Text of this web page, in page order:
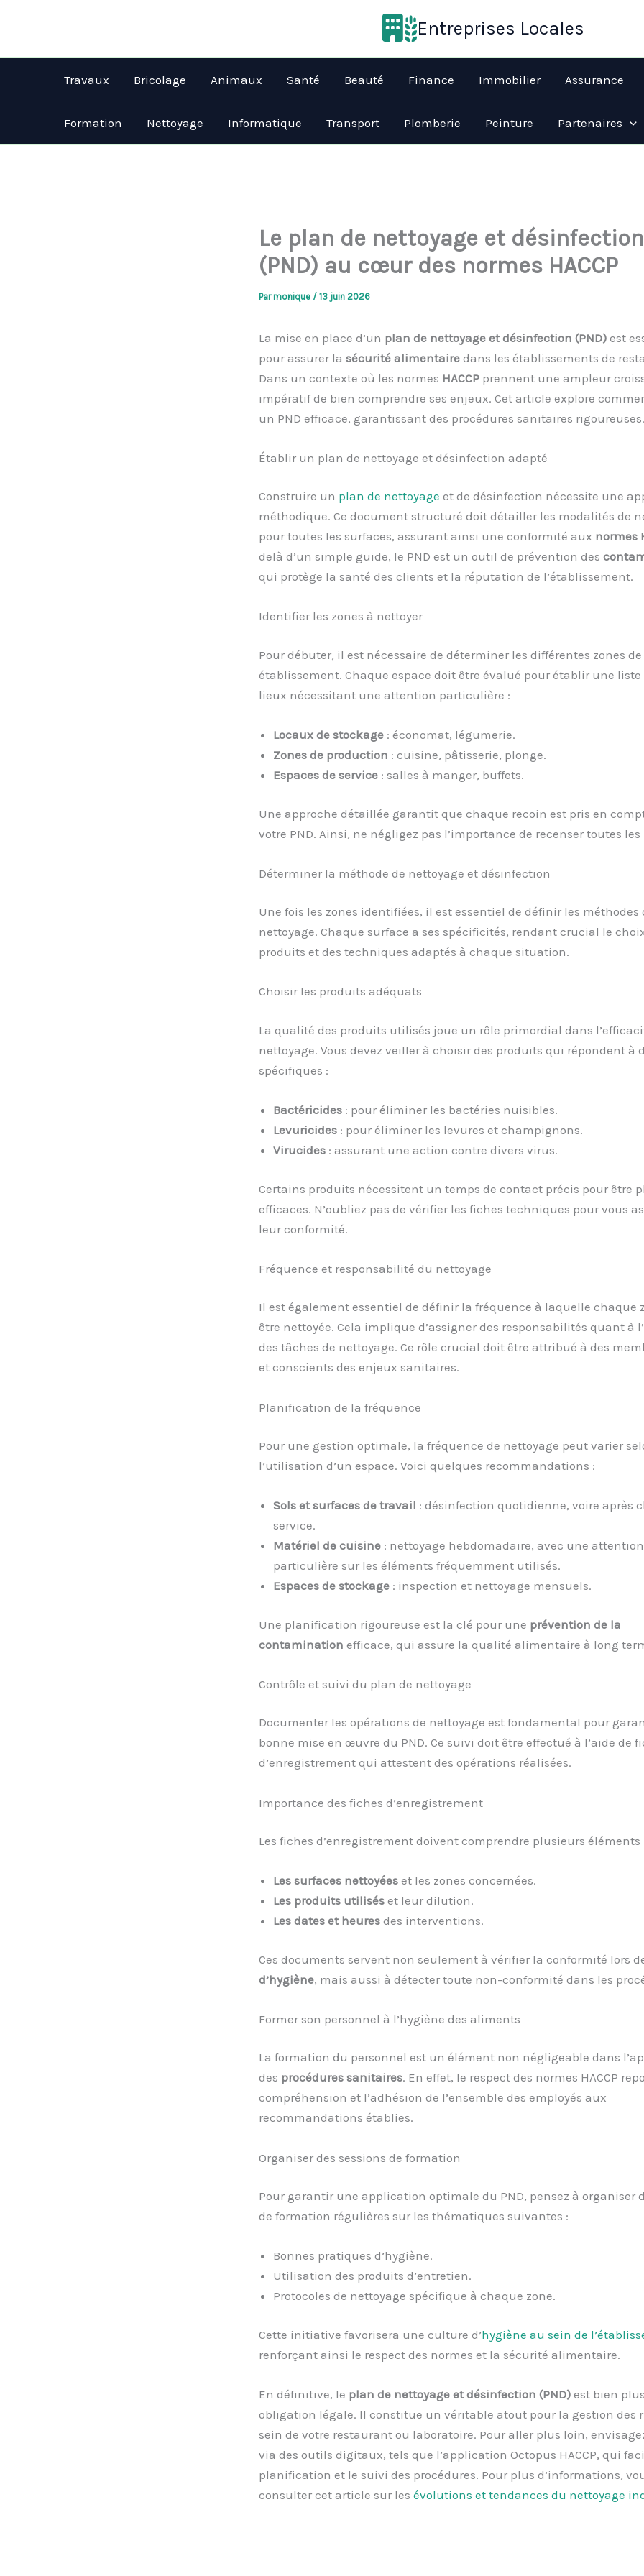
Entreprises Locales
Travaux Bricolage Animaux Santé Beauté Finance Immobilier Assurance
Formation Nettoyage Informatique Transport Plomberie Peinture Partenaires
Le plan de nettoyage et désinfection
(PND) au cœur des normes HACCP
Parmonique / 13 juin 2026
La mise en place d’un plan de nettoyage et désinfection (PND)est
pour assurer la sécurité alimentairedans les établissements de
Dans un contexte où les normes HACCPprennent une ampleur
impératif de bien comprendre ses enjeux. Cet article explore
un PND efficace, garantissant des procédures sanitaires rigoureuses.
Établir un plan de nettoyage et désinfection adapté
Construire un plan de nettoyage et de désinfection nécessite une
méthodique. Ce document structuré doit détailler les modalités de
pour toutes les surfaces, assurant ainsi une conformité aux normes
delà d’un simple guide, le PND est un outil de prévention des
qui protège la santé des clients et la réputation de l’établissement.
Identifier les zones à nettoyer
Pour débuter, il est nécessaire de déterminer les différentes zones de
établissement. Chaque espace doit être évalué pour établir une liste
lieux nécessitant une attention particulière :
Locaux de stockage: économat, légumerie.
Zones de production : cuisine, pâtisserie, plonge.
Espaces de service: salles à manger, buffets.
Une approche détaillée garantit que chaque recoin est pris en
votre PND. Ainsi, ne négligez pas l’importance de recenser toutes les
Déterminer la méthode de nettoyage et désinfection
Une fois les zones identifiées, il est essentiel de définir les méthodes
nettoyage. Chaque surface a ses spécificités, rendant crucial le
produits et des techniques adaptés à chaque situation.
Choisir les produits adéquats
La qualité des produits utilisés joue un rôle primordial dans
nettoyage. Vous devez veiller à choisir des produits qui répondent à
spécifiques :
Bactéricides: pour éliminer les bactéries nuisibles.
Levuricides: pour éliminer les levures et champignons.
Virucides: assurant une action contre divers virus.
Certains produits nécessitent un temps de contact précis pour être
efficaces. N’oubliez pas de vérifier les fiches techniques pour vous
leur conformité.
Fréquence et responsabilité du nettoyage
Il est également essentiel de définir la fréquence à laquelle chaque
être nettoyée. Cela implique d’assigner des responsabilités quant à
des tâches de nettoyage. Ce rôle crucial doit être attribué à des
et conscients des enjeux sanitaires.
Planification de la fréquence
Pour une gestion optimale, la fréquence de nettoyage peut varier
l’utilisation d’un espace. Voici quelques recommandations :
Sols et surfaces de travail : désinfection quotidienne, voire après
service.
Matériel de cuisine: nettoyage hebdomadaire, avec une attention
particulière sur les éléments fréquemment utilisés.
Espaces de stockage: inspection et nettoyage mensuels.
Une planification rigoureuse est la clé pour une prévention de la
contamination efficace, qui assure la qualité alimentaire à long
Contrôle et suivi du plan de nettoyage
Documenter les opérations de nettoyage est fondamental pour
bonne mise en œuvre du PND. Ce suivi doit être effectué à l’aide de
d’enregistrement qui attestent des opérations réalisées.
Importance des fiches d’enregistrement
Les fiches d’enregistrement doivent comprendre plusieurs éléments
Les surfaces nettoyéeset les zones concernées.
Les produits utiliséset leur dilution.
Les dates et heuresdes interventions.
Ces documents servent non seulement à vérifier la conformité lors
d’hygiène, mais aussi à détecter toute non-conformité dans les
Former son personnel à l’hygiène des aliments
La formation du personnel est un élément non négligeable dans
des procédures sanitaires. En effet, le respect des normes HACCP
compréhension et l’adhésion de l’ensemble des employés aux
recommandations établies.
Organiser des sessions de formation
Pour garantir une application optimale du PND, pensez à organiser
de formation régulières sur les thématiques suivantes :
Bonnes pratiques d’hygiène.
Utilisation des produits d’entretien.
Protocoles de nettoyage spécifique à chaque zone.
Cette initiative favorisera une culture d’hygiène au sein de
renforçant ainsi le respect des normes et la sécurité alimentaire.
En définitive, le plan de nettoyage et désinfection (PND)est bien
obligation légale. Il constitue un véritable atout pour la gestion des
sein de votre restaurant ou laboratoire. Pour aller plus loin,
via des outils digitaux, tels que l’application Octopus HACCP, qui
planification et le suivi des procédures. Pour plus d’informations,
consulter cet article sur les évolutions et tendances du nettoyage